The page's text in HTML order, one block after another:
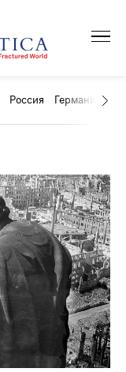
Россия Германия